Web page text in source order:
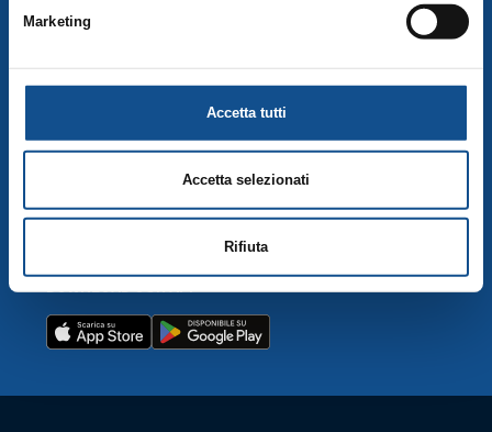
sezione Dettagli (accessibile anche dal footer del sito, tramite
apposito tasto funzionale alla scelta delle “Impostazioni dei
Marketing
Accetta tutti
Accetta selezionati
Rifiuta
Meat and Deli Market
NEIGHBOURHOOD MARKETS
CUSTOMER SERVICE